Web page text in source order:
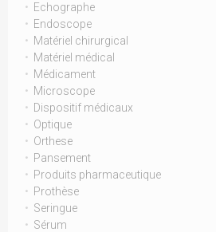
Echographe
Endoscope
Matériel chirurgical
Matériel médical
Médicament
Microscope
Dispositif médicaux
Optique
Orthese
Pansement
Produits pharmaceutique
Prothèse
Seringue
Sérum